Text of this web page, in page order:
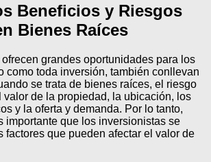
Beneficios y Riesgos
Bienes Raíces
ofrecen grandes oportunidades para los
como toda inversión, también conllevan
se trata de bienes raíces, el riesgo
valor de la propiedad, la ubicación, los
y la oferta y demanda. Por lo tanto,
importante que los inversionistas se
factores que pueden afectar el valor de